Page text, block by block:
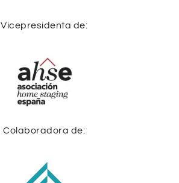
Vicepresidenta de:
Colaboradora de: